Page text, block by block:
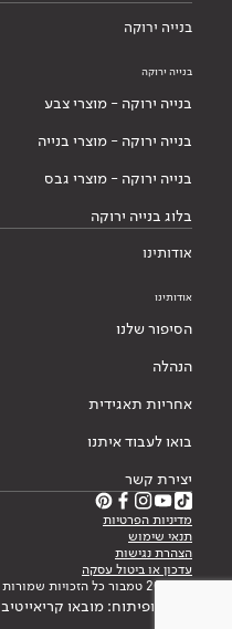
בנייה ירוקה
בנייה ירוקה
בנייה ירוקה - מוצרי צבע
בנייה ירוקה - מוצרי בנייה
בנייה ירוקה - מוצרי גבס
בלוג בנייה ירוקה
אודותינו
אודותינו
הסיפור שלנו
הנהלה
אחריות תאגידית
בואו לעבוד איתנו
יצירת קשר
מדיניות הפרטיות
תנאי שימוש
הצהרת נגישות
עדכון או ביטול עסקה
© 2026 טמבור כל הזכויות שמורות
עיצוב ופיתוח: מובאו קריאייטיב